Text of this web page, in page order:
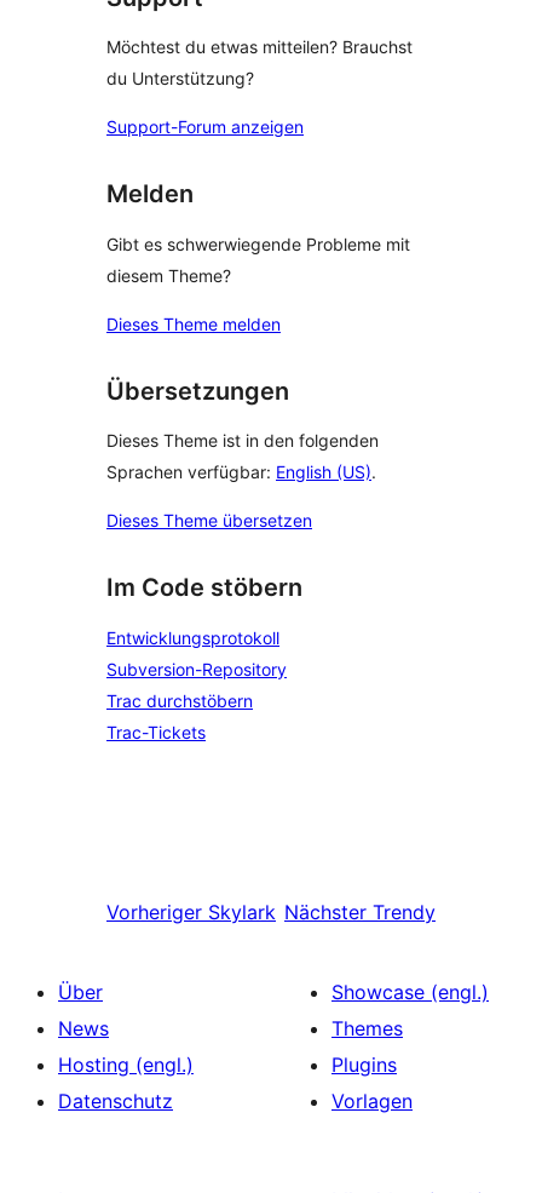
Möchtest du etwas mitteilen? Brauchst
du Unterstützung?
Support-Forum anzeigen
Melden
Gibt es schwerwiegende Probleme mit
diesem Theme?
Dieses Theme melden
Übersetzungen
Dieses Theme ist in den folgenden
Sprachen verfügbar: English (US).
Dieses Theme übersetzen
Im Code stöbern
Entwicklungsprotokoll
Subversion-Repository
Trac durchstöbern
Trac-Tickets
Vorheriger Skylark Nächster Trendy
Über
News
Hosting (engl.)
Datenschutz
Showcase (engl.)
Themes
Plugins
Vorlagen